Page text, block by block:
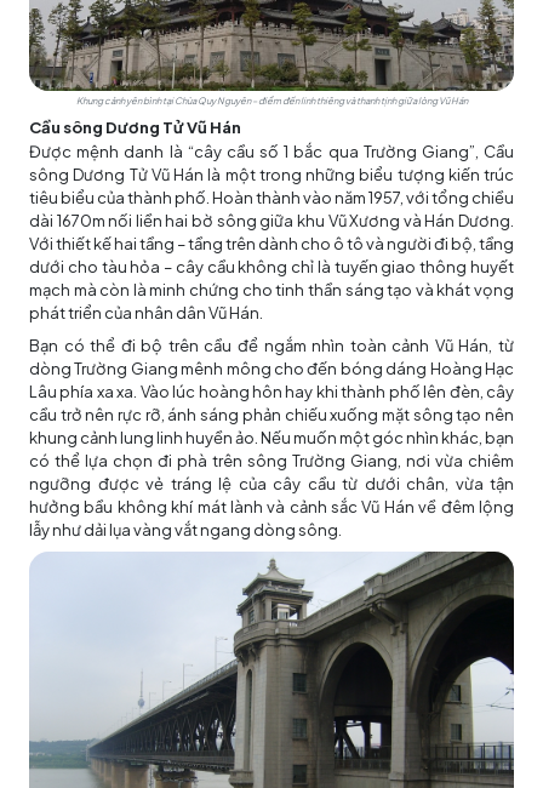
Khung cảnh yên bình tại Chùa Quy Nguyên – điểm đến linh thiêng và thanh tịnh giữa lòng Vũ Hán
Cầu sông Dương Tử Vũ Hán
Được mệnh danh là “cây cầu số 1 bắc qua Trường Giang”, Cầu
sông Dương Tử Vũ Hán là một trong những biểu tượng kiến trúc
tiêu biểu của thành phố. Hoàn thành vào năm 1957, với tổng chiều
dài 1670m nối liền hai bờ sông giữa khu Vũ Xương và Hán Dương.
Với thiết kế hai tầng – tầng trên dành cho ô tô và người đi bộ, tầng
dưới cho tàu hỏa – cây cầu không chỉ là tuyến giao thông huyết
mạch mà còn là minh chứng cho tinh thần sáng tạo và khát vọng
phát triển của nhân dân Vũ Hán.
Bạn có thể đi bộ trên cầu để ngắm nhìn toàn cảnh Vũ Hán, từ
dòng Trường Giang mênh mông cho đến bóng dáng Hoàng Hạc
Lâu phía xa xa. Vào lúc hoàng hôn hay khi thành phố lên đèn, cây
cầu trở nên rực rỡ, ánh sáng phản chiếu xuống mặt sông tạo nên
khung cảnh lung linh huyền ảo. Nếu muốn một góc nhìn khác, bạn
có thể lựa chọn đi phà trên sông Trường Giang, nơi vừa chiêm
ngưỡng được vẻ tráng lệ của cây cầu từ dưới chân, vừa tận
hưởng bầu không khí mát lành và cảnh sắc Vũ Hán về đêm lộng
lẫy như dải lụa vàng vắt ngang dòng sông.